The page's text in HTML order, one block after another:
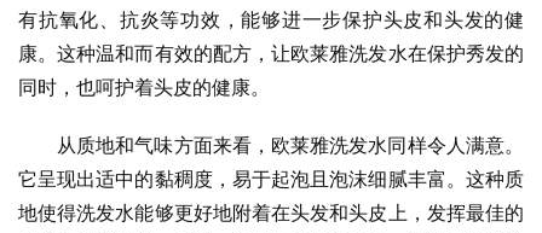
有抗氧化、抗炎等功效，能够进一步保护头皮和头发的健
康。这种温和而有效的配方，让欧莱雅洗发水在保护秀发的
同时，也呵护着头皮的健康。
从质地和气味方面来看，欧莱雅洗发水同样令人满意。
它呈现出适中的黏稠度，易于起泡且泡沫细腻丰富。这种质
地使得洗发水能够更好地附着在头发和头皮上，发挥最佳的